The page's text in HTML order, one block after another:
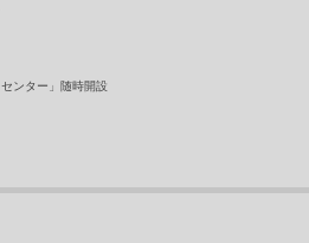
ンター」随時開設